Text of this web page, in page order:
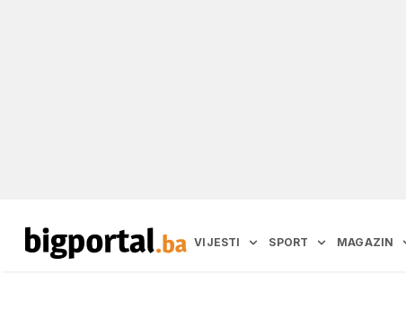
VIJESTI SPORT MAGAZIN